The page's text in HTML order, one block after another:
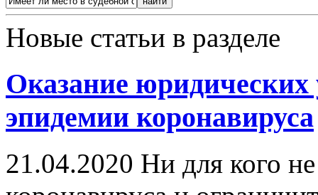
Новые статьи в разделе
Оказание
эпидемии коронавируса
21.04.2020 Ни для кого